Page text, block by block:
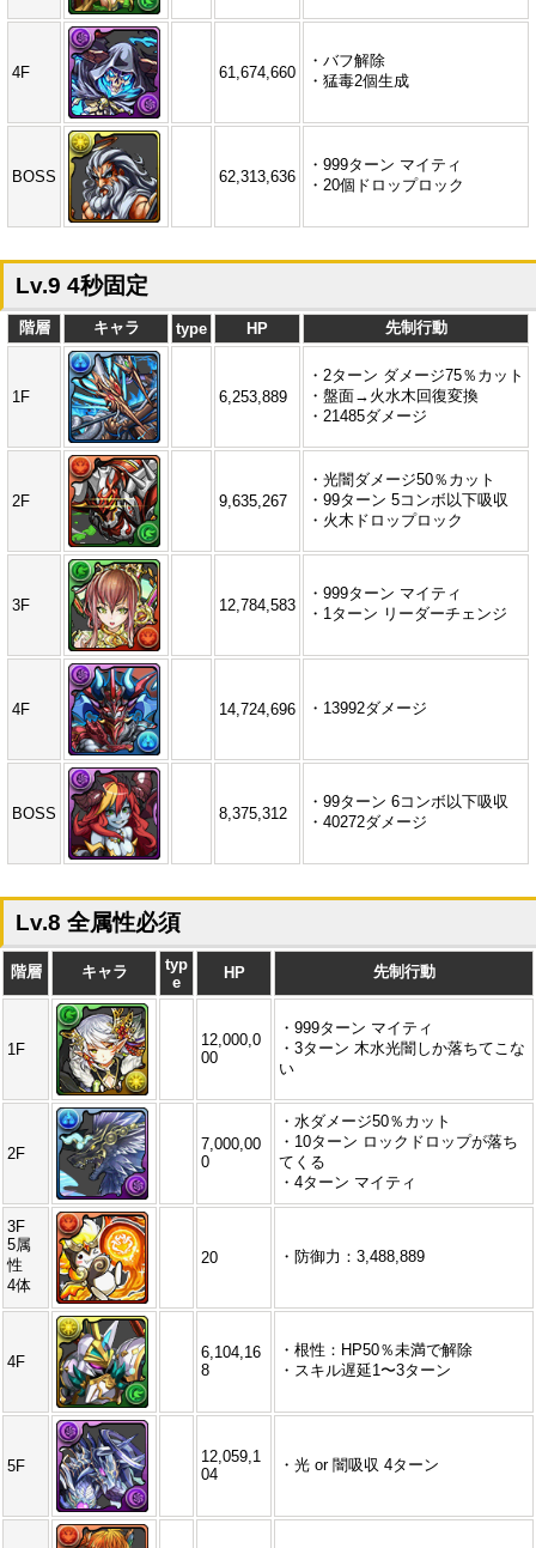
4F 61,674,660
・バフ解除
・猛毒2個生成
BOSS 62,313,636
・999ターン マイティ
・20個ドロップロック
Lv.9 4秒固定
階層 キャラ type HP 先制行動
1F 6,253,889
・2ターン ダメージ75％カット
・盤面→火水木回復変換
・21485ダメージ
2F 9,635,267
・光闇ダメージ50％カット
・99ターン 5コンボ以下吸収
・火木ドロップロック
3F 12,784,583
・999ターン マイティ
・1ターン リーダーチェンジ
4F 14,724,696 ・13992ダメージ
BOSS 8,375,312
・99ターン 6コンボ以下吸収
・40272ダメージ
Lv.8 全属性必須
階層 キャラ
typ
e
HP 先制行動
1F
12,000,0
00
・999ターン マイティ
・3ターン 木水光闇しか落ちてこな
い
2F
7,000,00
0
・水ダメージ50％カット
・10ターン ロックドロップが落ち
てくる
・4ターン マイティ
3F
5属
性
4体
20 ・防御力：3,488,889
4F
6,104,16
8
・根性：HP50％未満で解除
・スキル遅延1〜3ターン
5F
12,059,1
04
・光 or 闇吸収 4ターン